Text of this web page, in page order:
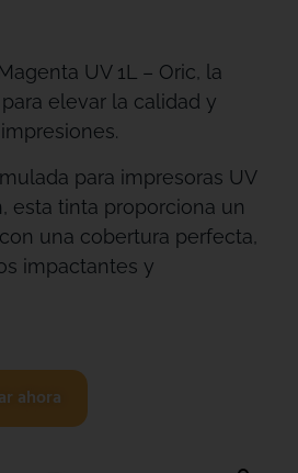
UV 1L – Oric, la
elevar la calidad y
para impresoras UV
esta tinta proporciona un
una cobertura perfecta,
impactantes y
ahora